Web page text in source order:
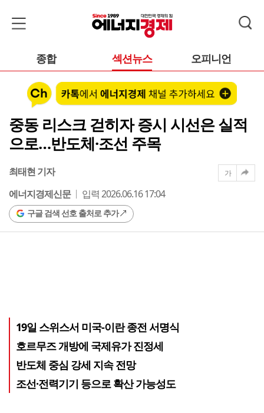
종합 섹션뉴스 오피니언
중동 리스크 걷히자 증시 시선은 실적
으로…반도체·조선 주목
최태현 기자
에너지경제신문
입력 2026.06.16 17:04
구글 검색 선호 출처로 추가
가
19일 스위스서 미국-이란 종전 서명식
호르무즈 개방에 국제유가 진정세
반도체 중심 강세 지속 전망
조선·전력기기 등으로 확산 가능성도